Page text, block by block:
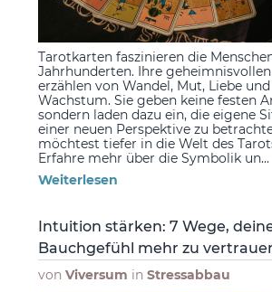
Tarotkarten faszinieren die
Jahrhunderten. Ihre
erzählen von Wandel, Mut, Liebe
Wachstum. Sie geben keine festen
sondern laden dazu ein, die eigene
einer neuen Perspektive zu
möchtest tiefer in die Welt des
Erfahre mehr über die Symbolik un...
Weiterlesen
Intuition stärken: 7 Wege,
Bauchgefühl mehr zu
von Viversum in Stressabbau